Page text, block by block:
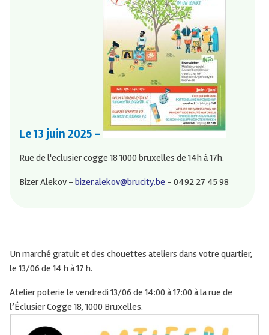
Le13 juin 2025 -
Rue de l'eclusier cogge 18 1000 bruxelles de 14h à 17h.
Bizer Alekov - bizer.alekov@brucity.be - 0492 27 45 98
Un marché gratuit et des chouettes ateliers dans votre quartier,
le 13/06 de 14 h à 17 h.
Atelier poterie le vendredi 13/06 de 14:00 à 17:00 à la rue de
l’Éclusier Cogge 18, 1000 Bruxelles.